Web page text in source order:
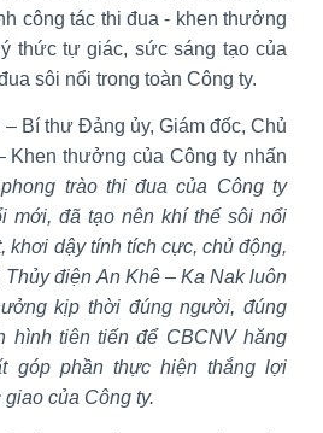
công tác thi đua - khen thưởng
thức tự giác, sức sáng tạo của
sôi nổi trong toàn Công ty.
Bí thư Đảng ủy, Giám đốc, Chủ
Khen thưởng của Công ty nhấn
trào thi đua của Công ty
mới, đã tạo nên khí thế sôi nổi
khơi dậy tính tích cực, chủ động,
điện An Khê – Ka Nak luôn
kịp thời đúng người, đúng
hình tiên tiến để CBCNV hăng
góp phần thực hiện thắng lợi
của Công ty.